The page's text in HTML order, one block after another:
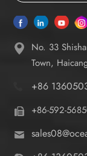
No. 33
Town,
+86
+86-592-